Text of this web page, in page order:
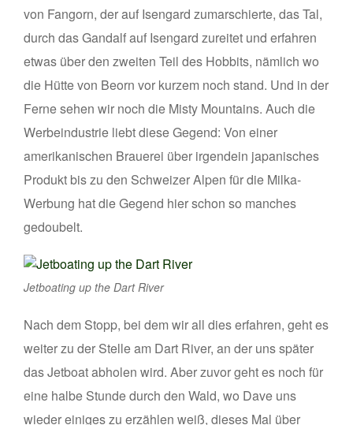
von Fangorn, der auf Isengard zumarschierte, das Tal,
durch das Gandalf auf Isengard zureitet und erfahren
etwas über den zweiten Teil des Hobbits, nämlich wo
die Hütte von Beorn vor kurzem noch stand. Und in der
Ferne sehen wir noch die Misty Mountains. Auch die
Werbeindustrie liebt diese Gegend: Von einer
amerikanischen Brauerei über irgendein japanisches
Produkt bis zu den Schweizer Alpen für die Milka-
Werbung hat die Gegend hier schon so manches
gedoubelt.
Jetboating up the Dart River
Nach dem Stopp, bei dem wir all dies erfahren, geht es
weiter zu der Stelle am Dart River, an der uns später
das Jetboat abholen wird. Aber zuvor geht es noch für
eine halbe Stunde durch den Wald, wo Dave uns
wieder einiges zu erzählen weiß, dieses Mal über